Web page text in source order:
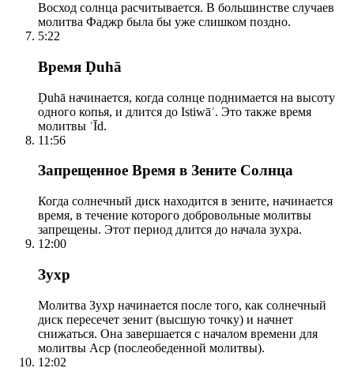
Восход солнца расчитывается. В большинстве случаев
молитва Фаджр была бы уже слишком поздно.
5:22
Время Ḍuhā
Ḍuhā начинается, когда солнце поднимается на высоту
одного копья, и длится до Istiwāʾ. Это также время
молитвы ʿĪd.
11:56
Запрещенное Время в Зените Солнца
Когда солнечный диск находится в зените, начинается
время, в течение которого добровольные молитвы
запрещены. Этот период длится до начала зухра.
12:00
Зухр
Молитва Зухр начинается после того, как солнечный
диск пересечет зенит (высшую точку) и начнет
снижаться. Она завершается с началом времени для
молитвы Аср (послеобеденной молитвы).
12:02